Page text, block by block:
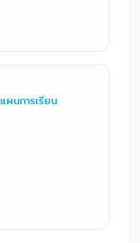
แผนการเรียน